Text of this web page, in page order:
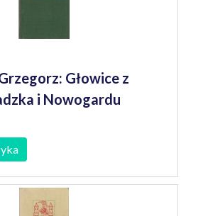
Głowice z
i Nowogardu